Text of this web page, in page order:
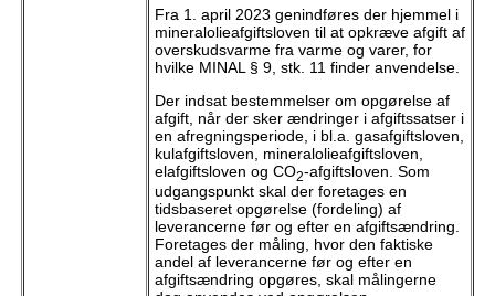
Fra 1. april 2023 genindføres der hjemmel i
mineralolieafgiftsloven til at opkræve afgift af
overskudsvarme fra varme og varer, for
hvilke MINAL § 9, stk. 11 finder anvendelse.
Der indsat bestemmelser om opgørelse af
afgift, når der sker ændringer i afgiftssatser i
en afregningsperiode, i bl.a. gasafgiftsloven,
kulafgiftsloven, mineralolieafgiftsloven,
elafgiftsloven og CO2-afgiftsloven. Som
udgangspunkt skal der foretages en
tidsbaseret opgørelse (fordeling) af
leverancerne før og efter en afgiftsændring.
Foretages der måling, hvor den faktiske
andel af leverancerne før og efter en
afgiftsændring opgøres, skal målingerne